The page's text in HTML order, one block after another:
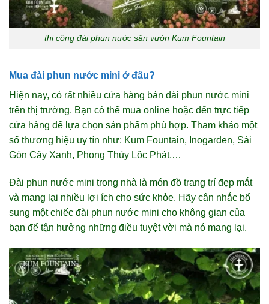
thi công đài phun nước sân vườn Kum Fountain
Mua đài phun nước mini ở đâu?
Hiện nay, có rất nhiều cửa hàng bán đài phun nước mini
trên thị trường. Bạn có thể mua online hoặc đến trực tiếp
cửa hàng để lựa chọn sản phẩm phù hợp. Tham khảo một
số thương hiệu uy tín như: Kum Fountain, Inogarden, Sài
Gòn Cây Xanh, Phong Thủy Lộc Phát,…
Đài phun nước mini trong nhà là món đồ trang trí đẹp mắt
và mang lại nhiều lợi ích cho sức khỏe. Hãy cân nhắc bổ
sung một chiếc đài phun nước mini cho không gian của
bạn để tận hưởng những điều tuyệt vời mà nó mang lại.